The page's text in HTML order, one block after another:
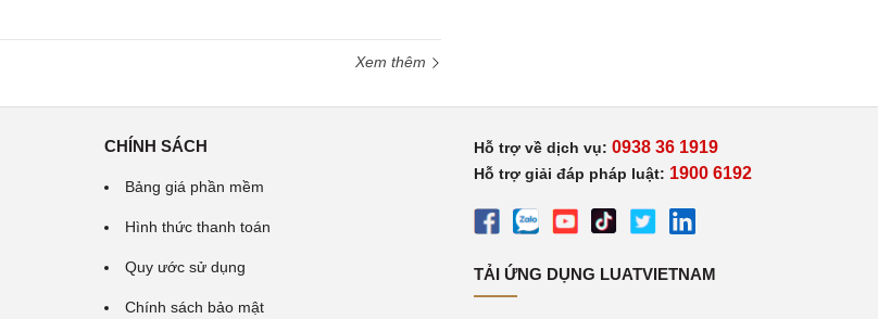
Xem thêm
CHÍNH SÁCH
Bảng giá phần mềm
Hình thức thanh toán
Quy ước sử dụng
Chính sách bảo mật
Hỗ trợ về dịch vụ: 0938 36 1919
Hỗ trợ giải đáp pháp luật: 1900 6192
TẢI ỨNG DỤNG LUATVIETNAM